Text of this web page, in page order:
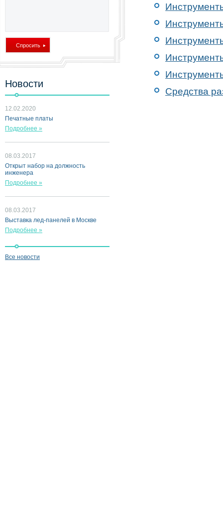
Новости
12.02.2020
Печатные платы
Подробнее »
08.03.2017
Открыт набор на должность
инженера
Подробнее »
08.03.2017
Выставка лед-панелей в Москве
Подробнее »
Все новости
Средства